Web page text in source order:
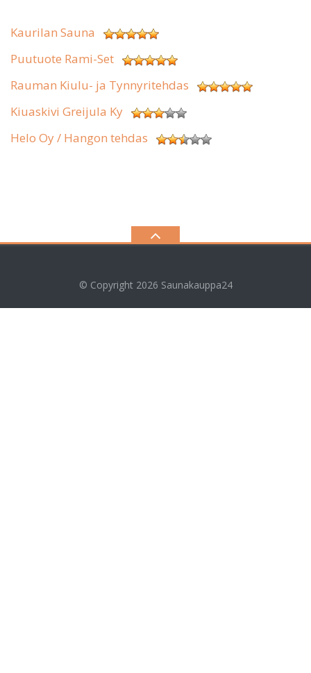
Kaurilan Sauna
Puutuote Rami-Set
Rauman Kiulu- ja Tynnyritehdas
Kiuaskivi Greijula Ky
Helo Oy / Hangon tehdas
© Copyright 2026 Saunakauppa24